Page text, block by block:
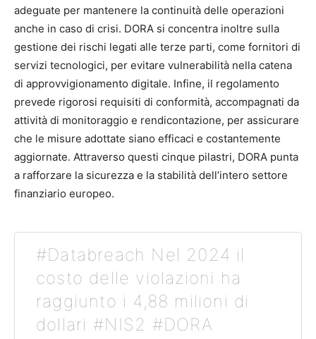
adeguate per mantenere la continuità delle operazioni
anche in caso di crisi. DORA si concentra inoltre sulla
gestione dei rischi legati alle terze parti, come fornitori di
servizi tecnologici, per evitare vulnerabilità nella catena
di approvvigionamento digitale. Infine, il regolamento
prevede rigorosi requisiti di conformità, accompagnati da
attività di monitoraggio e rendicontazione, per assicurare
che le misure adottate siano efficaci e costantemente
aggiornate. Attraverso questi cinque pilastri, DORA punta
a rafforzare la sicurezza e la stabilità dell’intero settore
finanziario europeo.
#Databreach Nel 2024 il
costo delle violazioni ha
raggiunto i 4,88 milioni di
dollari #NIS2 #DORA